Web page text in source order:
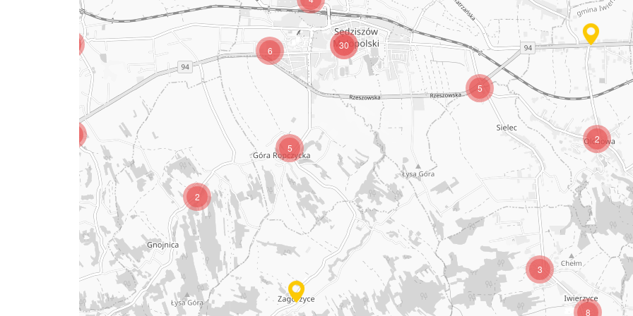
2
8
2
3
5
6 30
5